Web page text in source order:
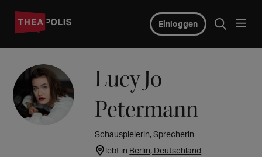
Einloggen
Lucy Jo
Petermann
Schauspielerin, Sprecherin
lebt in Berlin, Deutschland